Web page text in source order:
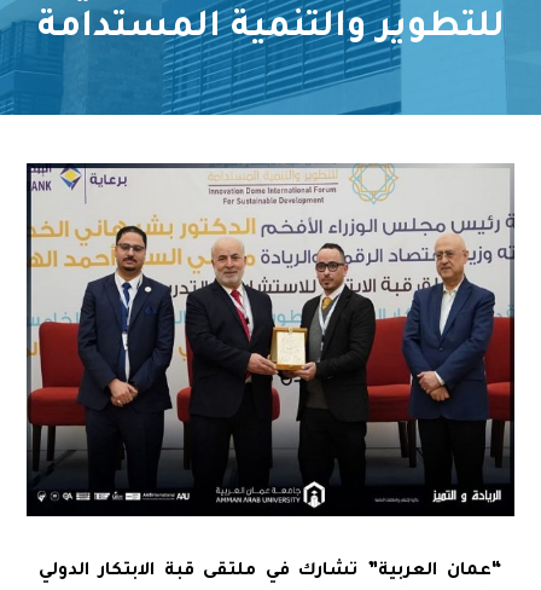
للتطوير والتنمية المستدامة
“عمان العربية” تشارك في ملتقى قبة الابتكار الدولي